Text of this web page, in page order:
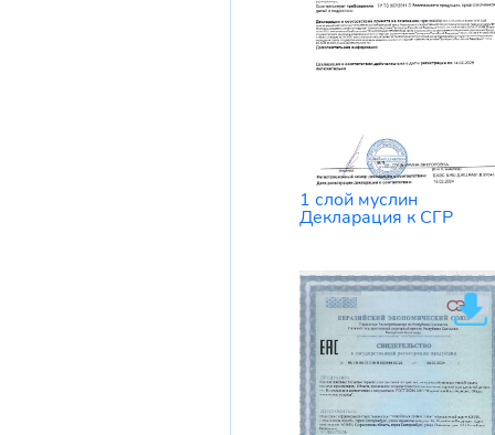
1 слой муслин
Декларация к СГР